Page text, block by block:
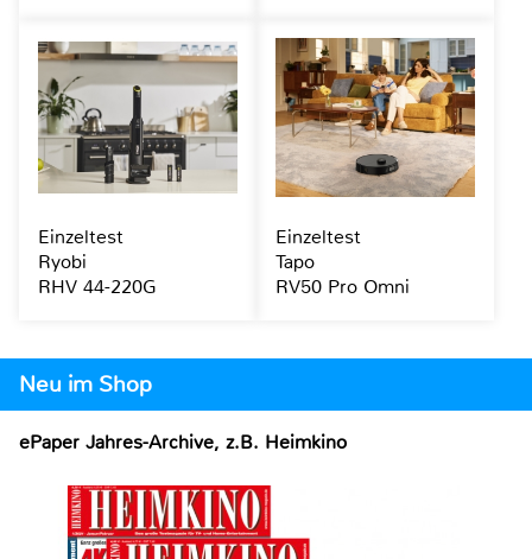
Neu im Shop
ePaper Jahres-Archive, z.B. Heimkino
Einzeltest
Ryobi
RHV 44-220G
Einzeltest
Tapo
RV50 Pro Omni